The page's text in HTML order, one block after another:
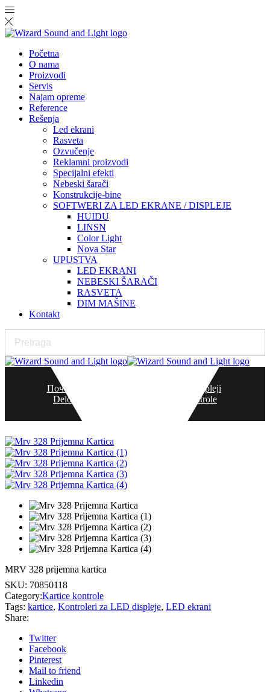
Početna
O nama
Proizvodi
Servis
Najam opreme
Reference
Rešenja
Led ekrani
Rasveta
Ozvučenje
Reklamni proizvodi
Specijalni efekti
Nebeski šarači
Konstrukcije-bine
SOFTWERI ZA LED EKRANE / DISPLEJE
HUIDU
LINSN
Color Light
Nova Star
UPUSTVA
LED EKRANI
NEBESKI ŠARAČI
RASVETA
DIM MAŠINE
Kontakt
Почетна
LED Displeji
Delovi Za LED Displeje
Kartice Kontrole
MRV 328 prijemna kartica
SKU: 70850118
Category:Kartice kontrole
Tags: kartice, Kontroleri za LED displeje, LED ekrani
Share:
Twitter
Facebook
Pinterest
Mail to friend
Linkedin